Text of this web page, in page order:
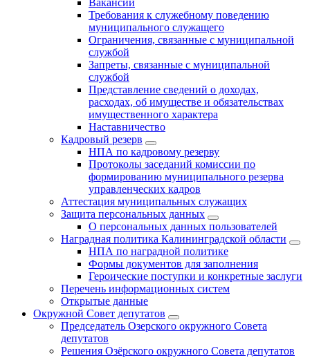
Вакансии
Требования к служебному поведению
муниципального служащего
Ограничения, связанные с муниципальной
службой
Запреты, связанные с муниципальной
службой
Представление сведений о доходах,
расходах, об имуществе и обязательствах
имущественного характера
Наставничество
Кадровый резерв
НПА по кадровому резерву
Протоколы заседаний комиссии по
формированию муниципального резерва
управленческих кадров
Аттестация муниципальных служащих
Защита персональных данных
О персональных данных пользователей
Наградная политика Калининградской области
НПА по наградной политике
Формы документов для заполнения
Героические поступки и конкретные заслуги
Перечень информационных систем
Открытые данные
Окружной Совет депутатов
Председатель Озерского окружного Совета
депутатов
Решения Озёрского окружного Совета депутатов